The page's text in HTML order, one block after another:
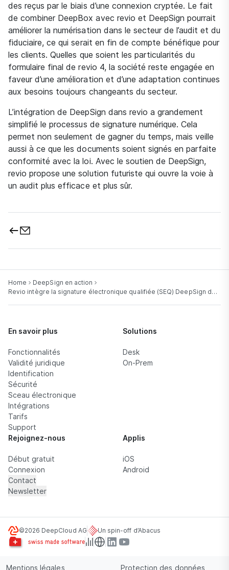
des reçus par le biais d’une connexion cryptée. Le fait
de combiner DeepBox avec revio et DeepSign pourrait
améliorer la numérisation dans le secteur de l’audit et du
fiduciaire, ce qui serait en fin de compte bénéfique pour
les clients. Quelles que soient les particularités du
formulaire final de revio 4, la société reste engagée en
faveur d’une amélioration et d’une adaptation continues
aux besoins toujours changeants du secteur.
L’intégration de DeepSign dans revio a grandement
simplifié le processus de signature numérique. Cela
permet non seulement de gagner du temps, mais veille
aussi à ce que les documents soient signés en parfaite
conformité avec la loi. Avec le soutien de DeepSign,
revio propose une solution futuriste qui ouvre la voie à
un audit plus efficace et plus sûr.
Home
DeepSign en action
Revio intègre la signature électronique qualifiée (SEQ) DeepSign dans le principal logiciel d’audit des PME sur le marché suisse.
En savoir plus
Fonctionnalités
Validité juridique
Identification
Sécurité
Sceau électronique
Intégrations
Tarifs
Support
Solutions
Desk
On-Prem
Rejoignez-nous
Début gratuit
Connexion
Contact
Newsletter
Applis
iOS
Android
©2026 DeepCloud AG Un spin-off d’Abacus
Mentions légales Protection des données